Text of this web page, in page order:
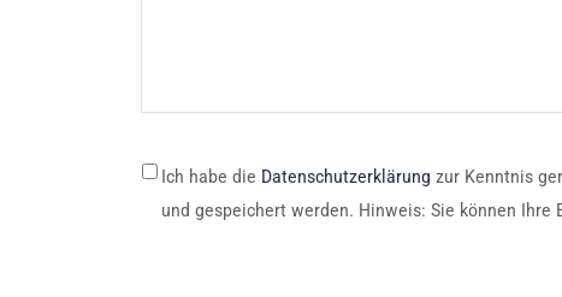
* Ich habe die Datenschutzerklärung zur Kenntnis
und gespeichert werden. Hinweis: Sie können